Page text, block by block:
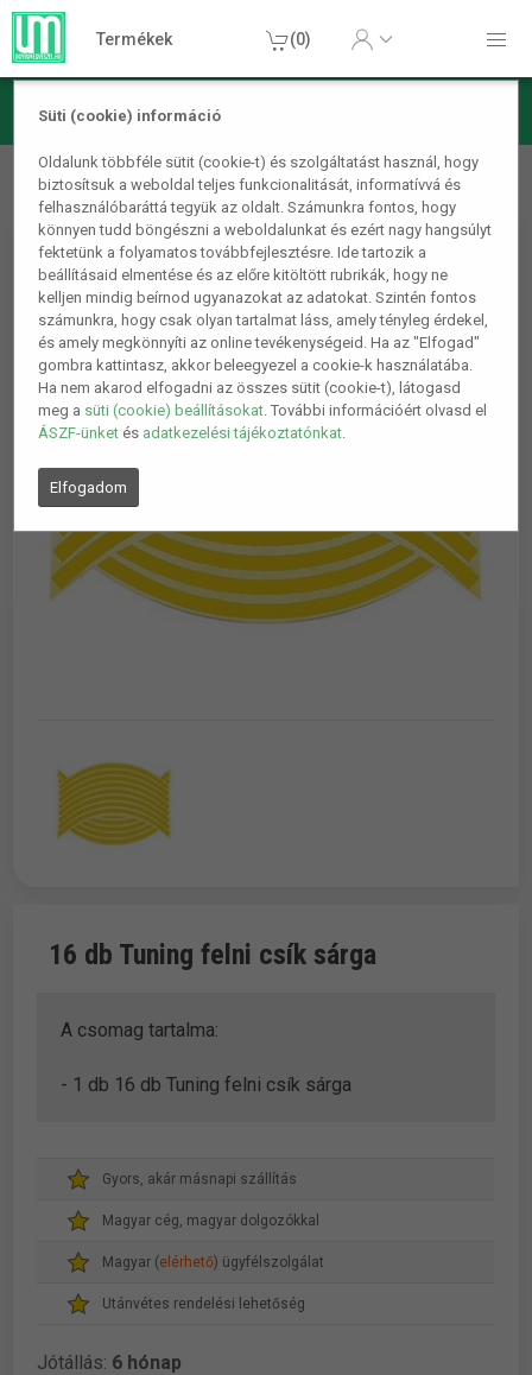
Süti (cookie) információ
Oldalunk többféle sütit (cookie-t) és szolgáltatást használ, hogy
biztosítsuk a weboldal teljes funkcionalitását, informatívvá és
felhasználóbaráttá tegyük az oldalt. Számunkra fontos, hogy
könnyen tudd böngészni a weboldalunkat és ezért nagy hangsúlyt
fektetünk a folyamatos továbbfejlesztésre. Ide tartozik a
beállításaid elmentése és az előre kitöltött rubrikák, hogy ne
kelljen mindig beírnod ugyanazokat az adatokat. Szintén fontos
számunkra, hogy csak olyan tartalmat láss, amely tényleg érdekel,
és amely megkönnyíti az online tevékenységeid. Ha az "Elfogad"
gombra kattintasz, akkor beleegyezel a cookie-k használatába.
Ha nem akarod elfogadni az összes sütit (cookie-t), látogasd
meg a süti (cookie) beállításokat. További információért olvasd el
ÁSZF-ünket és adatkezelési tájékoztatónkat.
Elfogadom
Termékek (0)
Autós termékek Autós kiegészítők
16 db Tuning felni
csík sárga
16 db Tuning felni csík sárga
A csomag tartalma:
- 1 db 16 db Tuning felni csík sárga
Gyors, akár másnapi szállítás
Magyar cég, magyar dolgozókkal
Magyar (elérhető) ügyfélszolgálat
Utánvétes rendelési lehetőség
Jótállás: 6 hónap